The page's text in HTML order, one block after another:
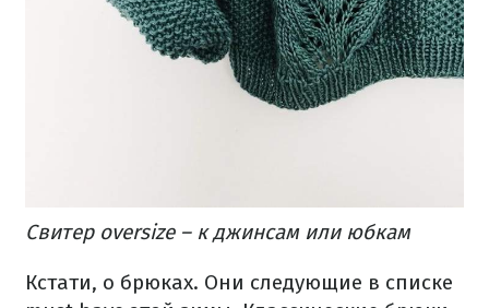
Свитер oversize – к джинсам или юбкам
Кстати, о брюках. Они следующие в списке